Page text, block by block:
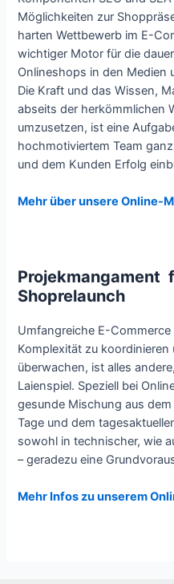
Möglichkeiten zur
harten Wettbewerb im E-
wichtiger Motor für die
Onlineshops in den Medien
Die Kraft und das Wissen,
abseits der herkömmlichen
umzusetzen, ist eine
hochmotiviertem Team
und dem Kunden Erfolg
Mehr über unsere Online-
Projekmangament
Shoprelaunch
Umfangreiche E-
Komplexität zu
überwachen, ist alles
Laienspiel. Speziell bei
gesunde Mischung aus
Tage und dem
sowohl in technischer, wie
– geradezu eine
Mehr Infos zu unserem